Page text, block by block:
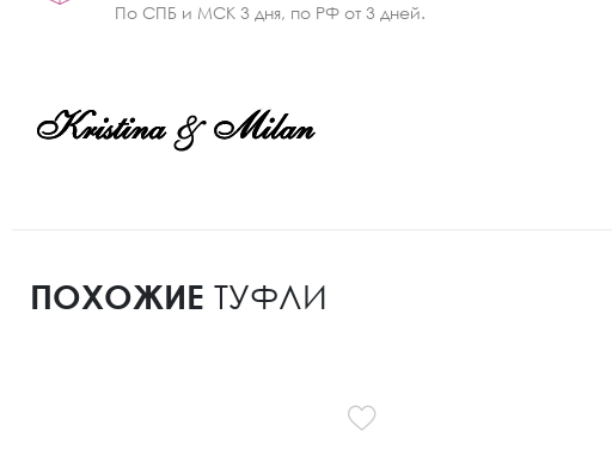
По СПБ и МСК 3 дня, по РФ от 3 дней.
ПОХОЖИЕ ТУФЛИ